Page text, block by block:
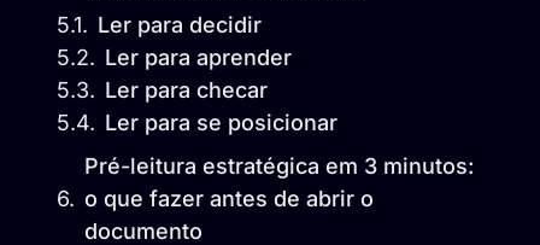
Ler para decidir
Ler para aprender
Ler para checar
Ler para se posicionar
Pré-leitura estratégica em 3 minutos:
o que fazer antes de abrir o
documento